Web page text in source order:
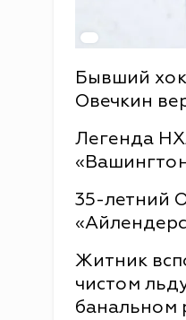
Бывший
Овечкин
Легенда
35-летний
Житник
чистом
банальном